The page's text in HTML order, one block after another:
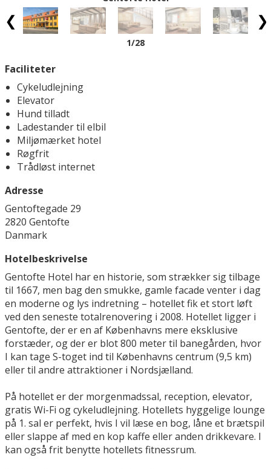
1/28
Faciliteter
Cykeludlejning
Elevator
Hund tilladt
Ladestander til elbil
Miljømærket hotel
Røgfrit
Trådløst internet
Adresse
Gentoftegade 29
2820 Gentofte
Danmark
Hotelbeskrivelse
Gentofte Hotel har en historie, som strækker sig tilbage
til 1667, men bag den smukke, gamle facade venter i dag
en moderne og lys indretning – hotellet fik et stort løft
ved den seneste totalrenovering i 2008. Hotellet ligger i
Gentofte, der er en af Københavns mere eksklusive
forstæder, og der er blot 800 meter til banegården, hvor
I kan tage S-toget ind til Københavns centrum (9,5 km)
eller til andre attraktioner i Nordsjælland.
På hotellet er der morgenmadssal, reception, elevator,
gratis Wi-Fi og cykeludlejning. Hotellets hyggelige lounge
på 1. sal er perfekt, hvis I vil læse en bog, låne et brætspil
eller slappe af med en kop kaffe eller anden drikkevare. I
kan også frit benytte hotellets fitnessrum.